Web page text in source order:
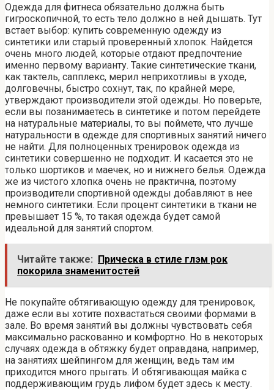
Одежда для фитнеса обязательно должна быть
гигроскопичной, то есть тело должно в ней дышать. Тут
встает выбор: купить современную одежду из
синтетики или старый проверенный хлопок. Найдется
очень много людей, которые отдают предпочтение
именно первому варианту. Такие синтетические ткани,
как тактель, сапплекс, мерил неприхотливы в уходе,
долговечны, быстро сохнут, так, по крайней мере,
утверждают производители этой одежды. Но поверьте,
если вы позанимаетесь в синтетике и потом перейдете
на натуральные материалы, то вы поймете, что лучше
натуральности в одежде для спортивных занятий ничего
не найти. Для полноценных тренировок одежда из
синтетики совершенно не подходит. И касается это не
только шортиков и маечек, но и нижнего белья. Одежда
же из чистого хлопка очень не практична, поэтому
производители спортивной одежды добавляют в нее
немного синтетики. Если процент синтетики в ткани не
превышает 15 %, то такая одежда будет самой
идеальной для занятий спортом.
Читайте также: Прическа в стиле глэм рок
покорила знаменитостей
Не покупайте обтягивающую одежду для тренировок,
даже если вы хотите похвастаться своими формами в
зале. Во время занятий вы должны чувствовать себя
максимально раскованно и комфортно. Но в некоторых
случаях одежда в обтяжку будет оправдана, например,
на занятиях шейпингом для женщин, ведь там им
приходится много прыгать. И обтягивающая майка с
поддерживающим грудь лифом будет здесь к месту.